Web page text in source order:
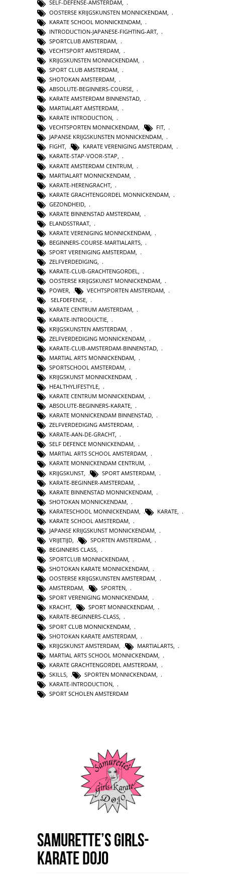
SELF-DEFENSE-AMSTERDAM,
OOSTERSE KRIJGSKUNSTEN MONNICKENDAM
KARATE SCHOOL MONNICKENDAM
INTRODUCTION-JAPANESE-FIGHTING-ART
SPORTCLUB AMSTERDAM
VECHTSPORT AMSTERDAM
KRIJGSKUNSTEN MONNICKENDAM
SPORT CLUB AMSTERDAM
SHOTOKAN AMSTERDAM
ABSOLUTE-BEGINNERS-COURSE,
KARATE AMSTERDAM BINNENSTAD,
MARTIALART AMSTERDAM,
KARATE INTRODUCTION,
VECHTSPORTEN MONNICKENDAM, FIT,
JAPANSE KRIJGSKUNSTEN MONNICKENDAM,
FIGHT, KARATE VERENIGING AMSTERDAM,
KARATE-STAP-VOOR-STAP,
KARATE AMSTERDAM CENTRUM
MARTIALART MONNICKENDAM
KARATE-HERENGRACHT
KARATE GRACHTENGORDEL MONNICKENDAM
GEZONDHEID
KARATE BINNENSTAD AMSTERDAM
ELANDSSTRAAT
KARATE VERENIGING MONNICKENDAM
BEGINNERS-COURSE-MARTIALARTS,
SPORT VERENIGING AMSTERDAM,
ZELFVERDEDIGING,
KARATE-CLUB-GRACHTENGORDEL,
OOSTERSE KRIJGSKUNST MONNICKENDAM,
POWER, VECHTSPORTEN AMSTERDAM,
SELFDEFENSE,
KARATE CENTRUM AMSTERDAM,
KARATE-INTRODUCTIE
KRIJGSKUNSTEN AMSTERDAM
ZELFVERDEDIGING MONNICKENDAM
KARATE-CLUB-AMSTERDAM-BINNENSTAD
MARTIAL ARTS MONNICKENDAM
SPORTSCHOOL AMSTERDAM
KRIJGSKUNST MONNICKENDAM
HEALTHYLIFESTYLE
KARATE CENTRUM MONNICKENDAM,
ABSOLUTE-BEGINNERS-KARATE,
KARATE MONNICKENDAM BINNENSTAD,
ZELFVERDEDIGING AMSTERDAM,
KARATE-AAN-DE-GRACHT,
SELF DEFENCE MONNICKENDAM,
MARTIAL ARTS SCHOOL AMSTERDAM,
KARATE MONNICKENDAM CENTRUM,
KRIJGSKUNST
SPORT AMSTERDAM
KARATE-BEGINNER-AMSTERDAM
KARATE BINNENSTAD MONNICKENDAM
SHOTOKAN MONNICKENDAM
KARATESCHOOL MONNICKENDAM
KARATE
KARATE SCHOOL AMSTERDAM
JAPANSE KRIJGSKUNST MONNICKENDAM
VRIJETIJD
SPORTEN AMSTERDAM
BEGINNERS CLASS,
SPORTCLUB MONNICKENDAM,
SHOTOKAN KARATE MONNICKENDAM,
OOSTERSE KRIJGSKUNSTEN AMSTERDAM,
AMSTERDAM, SPORTEN,
SPORT VERENIGING MONNICKENDAM,
KRACHT, SPORT MONNICKENDAM,
KARATE-BEGINNERS-CLASS,
SPORT CLUB MONNICKENDAM
SHOTOKAN KARATE AMSTERDAM
KRIJGSKUNST AMSTERDAM
MARTIALARTS
MARTIAL ARTS SCHOOL MONNICKENDAM
KARATE GRACHTENGORDEL AMSTERDAM
SKILLS
SPORTEN MONNICKENDAM
KARATE-INTRODUCTION
SPORT SCHOLEN AMSTERDAM
Samurette’s Girls-
Karate Dojo